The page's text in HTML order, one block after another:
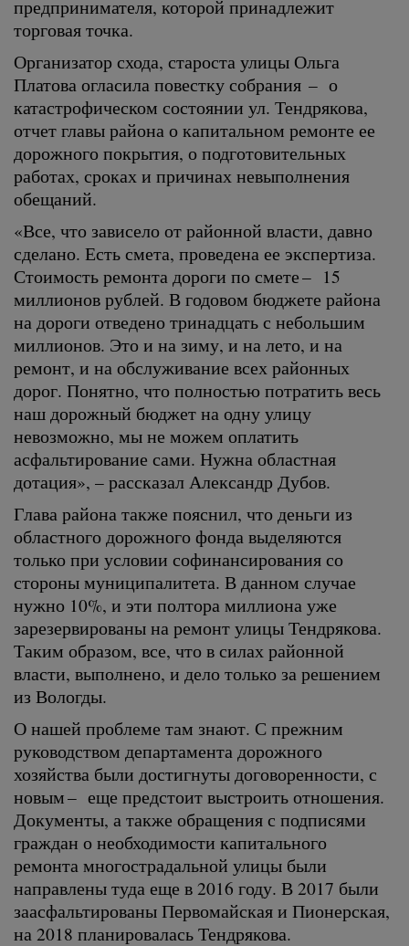
предпринимателя, которой принадлежит
торговая точка.
Организатор схода, староста улицы Ольга
Платова огласила повестку собрания – о
катастрофическом состоянии ул. Тендрякова,
отчет главы района о капитальном ремонте ее
дорожного покрытия, о подготовительных
работах, сроках и причинах невыполнения
обещаний.
«Все, что зависело от районной власти, давно
сделано. Есть смета, проведена ее экспертиза.
Стоимость ремонта дороги по смете – 15
миллионов рублей. В годовом бюджете района
на дороги отведено тринадцать с небольшим
миллионов. Это и на зиму, и на лето, и на
ремонт, и на обслуживание всех районных
дорог. Понятно, что полностью потратить весь
наш дорожный бюджет на одну улицу
невозможно, мы не можем оплатить
асфальтирование сами. Нужна областная
дотация», – рассказал Александр Дубов.
Глава района также пояснил, что деньги из
областного дорожного фонда выделяются
только при условии софинансирования со
стороны муниципалитета. В данном случае
нужно 10%, и эти полтора миллиона уже
зарезервированы на ремонт улицы Тендрякова.
Таким образом, все, что в силах районной
власти, выполнено, и дело только за решением
из Вологды.
О нашей проблеме там знают. С прежним
руководством департамента дорожного
хозяйства были достигнуты договоренности, с
новым – еще предстоит выстроить отношения.
Документы, а также обращения с подписями
граждан о необходимости капитального
ремонта многострадальной улицы были
направлены туда еще в 2016 году. В 2017 были
заасфальтированы Первомайская и Пионерская,
на 2018 планировалась Тендрякова.